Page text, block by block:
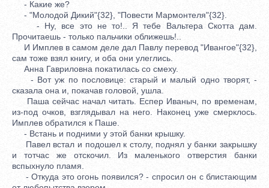
- Какие же?
- "Молодой Дикий"{32}, "Повести Мармонтеля"{32}.
- Ну, все это не то!.. Я тебе Вальтера Скотта дам.
Прочитаешь - только пальчики оближешь!..
И Имплев в самом деле дал Павлу перевод "Ивангое"{32},
сам тоже взял книгу, и оба они улеглись.
Анна Гавриловна покатилась со смеху.
- Вот уж по пословице: старый и малый одно творят, -
сказала она и, покачав головой, ушла.
Паша сейчас начал читать. Еспер Иваныч, по временам,
из-под очков, взглядывал на него. Наконец уже смерклось.
Имплев обратился к Паше.
- Встань и подними у этой банки крышку.
Павел встал и подошел к столу, поднял у банки закрышку
и тотчас же отскочил. Из маленького отверстия банки
вспыхнуло пламя.
- Откуда это огонь появился? - спросил он с блистающим